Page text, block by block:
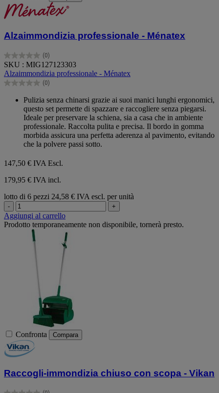
Alzaimmondizia professionale - Ménatex
(0)
0.0
su
5
stelle.
SKU : MIG127123303
Alzaimmondizia professionale - Ménatex
(0)
0.0
Pulizia senza chinarsi grazie ai suoi manici lunghi ergonomici,
questo set permette di spazzare e raccogliere senza piegarsi.
Ideale per preservare la schiena, sia a casa che in ambiente
professionale. Raccolta pulita e precisa. Il bordo in gomma
morbida assicura una perfetta aderenza al pavimento, evitando
che la polvere passi sotto.
147,50 € IVA Escl.
179,95 € IVA incl.
lotto di 6 pezzi 24,58 € IVA escl. per unità
- +
Aggiungi al carrello
Prodotto temporaneamente non disponibile, tornerà presto.
Confronta Compara
Raccogli-immondizia chiuso con scopa - Vikan